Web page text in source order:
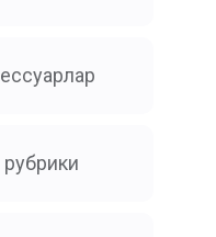
рубрики